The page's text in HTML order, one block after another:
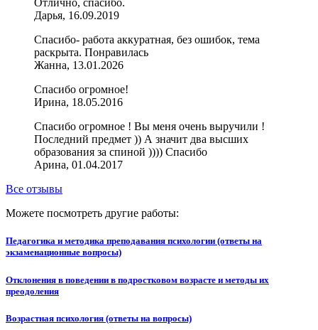
Отлично, спасибо.
Дарья, 16.09.2019
Спасибо- работа аккуратная, без ошибок, тема
раскрыта. Понравилась
Жанна, 13.01.2026
Спасибо огромное!
Ирина, 18.05.2016
Спасибо огромное ! Вы меня очень выручили !
Последний предмет )) А значит два высших
образования за спиной )))) Спасибо
Арина, 01.04.2017
Все отзывы
Можете посмотреть другие работы:
Педагогика и методика преподавания психологии (ответы на
экзаменационные вопросы)
Отклонения в поведении в подростковом возрасте и методы их
преодоления
Возрастная психология (ответы на вопросы)